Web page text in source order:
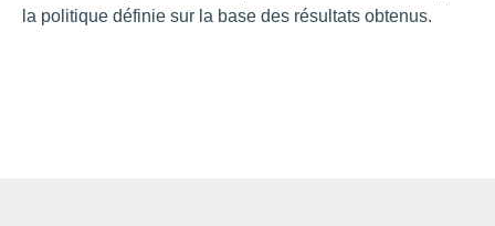
la politique définie sur la base des résultats obtenus.